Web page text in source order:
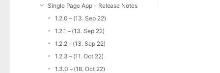
Single Page App - Release Notes
1.2.0 – (13. Sep 22)
1.2.1 – (13. Sep 22)
1.2.2 – (13. Sep 22)
1.2.3 – (11. Oct 22)
1.3.0 – (18. Oct 22)